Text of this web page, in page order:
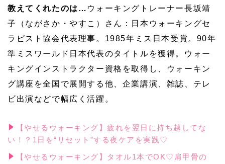
教えてくれたのは… ウォーキングトレーナー長坂靖
子（ながさか・やすこ）さん：日本ウォーキングセ
ラピスト協会代表理事。1985年ミス日本受賞。90年
準ミスワールド日本代表のタイトルを獲得。ウォー
キングインストラクター資格を取得し、ウォーキン
グ講座を全国で展開する他、企業講演、雑誌、テレ
ビ出演などで幅広く活躍。
【やせるウォーキング】疲れを翌日に持ち越してな
い！？1日を“リセット”する夜ケアを実践♡
【やせるウォーキング】タオル1本でOK♡肩甲骨の